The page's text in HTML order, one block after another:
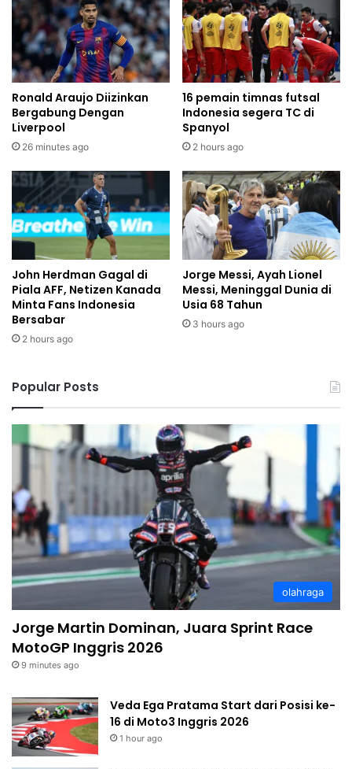
Ronald Araujo Diizinkan
Bergabung Dengan
Liverpool
26 minutes ago
16 pemain timnas futsal
Indonesia segera TC di
Spanyol
2 hours ago
John Herdman Gagal di
Piala AFF, Netizen Kanada
Minta Fans Indonesia
Bersabar
2 hours ago
Jorge Messi, Ayah Lionel
Messi, Meninggal Dunia di
Usia 68 Tahun
3 hours ago
Popular Posts
olahraga
Jorge Martin Dominan, Juara Sprint Race
MotoGP Inggris 2026
9 minutes ago
Veda Ega Pratama Start dari Posisi ke-
16 di Moto3 Inggris 2026
1 hour ago